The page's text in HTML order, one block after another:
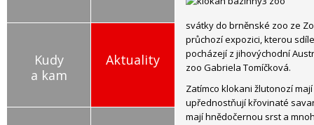
Kudy
a kam
Aktuality
svátky do brněnské zoo ze
průchozí expozici, kterou
pocházejí z jihovýchodní
zoo Gabriela Tomíčková.
Zatímco klokani žlutonozí
upřednostňují křovinaté
mají hnědočernou srst a